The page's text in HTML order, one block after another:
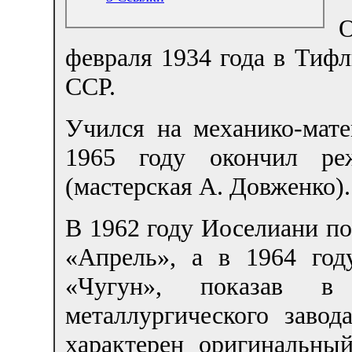
февраля 1934 года в
ССР.
Учился на механико-
1965 году окончил
(мастерская А. Довженко).
В 1962 году Иоселиани
«Апрель», а в 1964
«Чугун», показав
металлургического
характерен